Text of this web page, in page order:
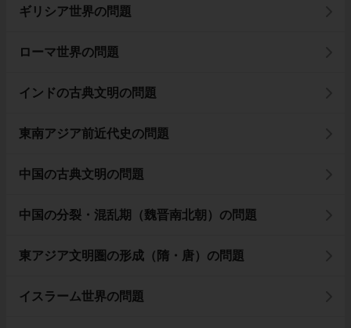
ギリシア世界の問題
ローマ世界の問題
インドの古典文明の問題
東南アジア前近代史の問題
中国の古典文明の問題
中国の分裂・混乱期（魏晋南北朝）の問題
東アジア文明圏の形成（隋・唐）の問題
イスラーム世界の問題